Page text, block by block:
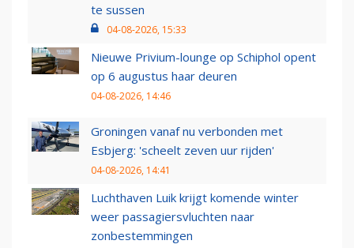
te sussen
04-08-2026, 15:33
Nieuwe Privium-lounge op Schiphol opent
op 6 augustus haar deuren
04-08-2026, 14:46
Groningen vanaf nu verbonden met
Esbjerg: 'scheelt zeven uur rijden'
04-08-2026, 14:41
Luchthaven Luik krijgt komende winter
weer passagiersvluchten naar
zonbestemmingen